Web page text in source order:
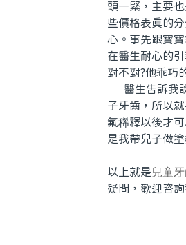
頭一緊，主要
些價格表真的
心。事先跟寶
在醫生耐心的
對不對?他乖巧
醫生告訴我說
子牙齒，所以
氟稀釋以後才
是我帶兒子做
以上就是兒童
疑問，歡迎咨